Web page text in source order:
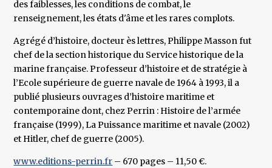
des faiblesses, les conditions de combat, le
renseignement, les états d'âme et les rares complots.
Agrégé d’histoire, docteur ès lettres, Philippe Masson fut
chef de la section historique du Service historique de la
marine française. Professeur d’histoire et de stratégie à
l’Ecole supérieure de guerre navale de 1964 à 1993, il a
publié plusieurs ouvrages d’histoire maritime et
contemporaine dont, chez Perrin : Histoire de l’armée
française (1999), La Puissance maritime et navale (2002)
et Hitler, chef de guerre (2005).
www.editions-perrin.fr – 670 pages – 11,50 €.